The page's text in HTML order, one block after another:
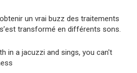
un vrai buzz des traitements
transformé en différents sons.